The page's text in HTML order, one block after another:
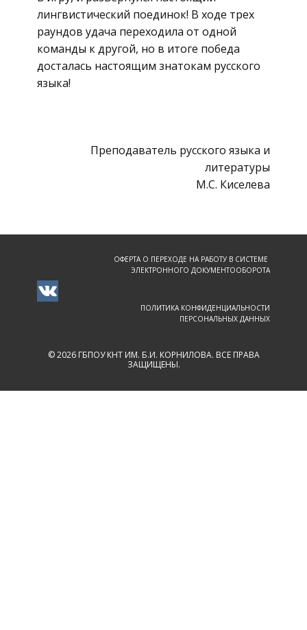
лингвистический поединок! В ходе трех
раундов удача переходила от одной
команды к другой, но в итоге победа
досталась настоящим знатокам русского
языка!
Преподаватель русского языка и
литературы
М.С. Киселева
ОФЕРТА О ПЕРЕХОДЕ НА РАБОТУ В СИСТЕМЕ
ЭЛЕКТРОННОГО ДОКУМЕНТООБОРОТА
ПОЛИТИКА КОНФИДЕНЦИАЛЬНОСТИ
ПЕРСОНАЛЬНЫХ ДАННЫХ
© 2026 ГБПОУ КНТ ИМ. Б.И. КОРНИЛОВА. ВСЕ ПРАВА
ЗАЩИЩЕНЫ.